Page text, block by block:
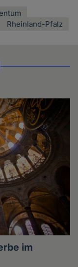
Rheinland-Pfalz
im